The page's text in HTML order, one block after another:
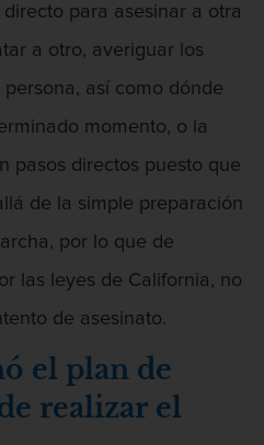
para asesinar a otra
a otro, averiguar los
así como dónde
momento, o la
pasos directos puesto que
de la simple preparación
por lo que de
las leyes de California, no
de asesinato.
el plan de
realizar el
en California
Agravado